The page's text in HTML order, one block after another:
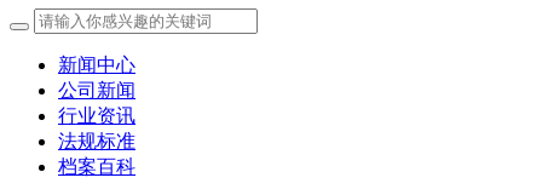
新闻中心
公司新闻
行业资讯
法规标准
档案百科